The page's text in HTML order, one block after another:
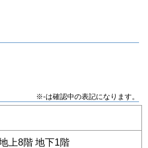
※-は確認中の表記になります。
上8階 地下1階